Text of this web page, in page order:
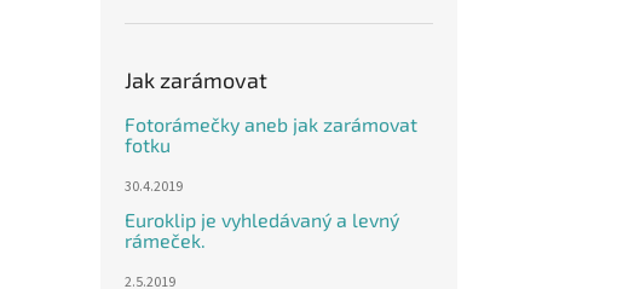
Jak zarámovat
Fotorámečky aneb jak zarámovat
fotku
30.4.2019
Euroklip je vyhledávaný a levný
rámeček.
2.5.2019